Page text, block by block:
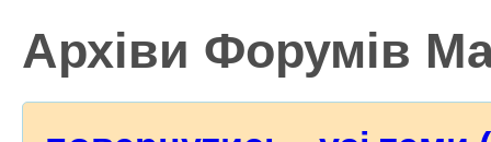
Архіви Форумів